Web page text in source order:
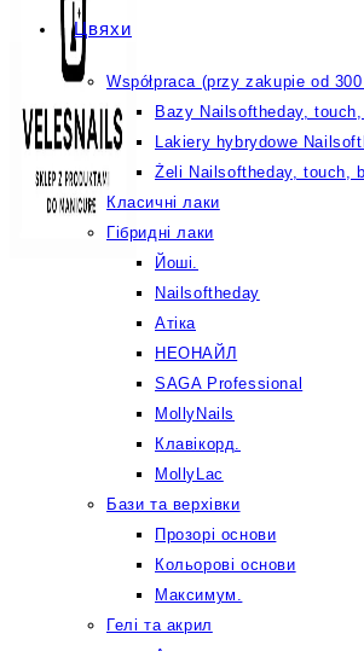
Цвяхи
Współpraca (przy zakupie od 300
Bazy Nailsoftheday,
Lakiery hybrydowe
Żeli Nailsoftheday, touch,
Класичні лаки
Гібридні лаки
Йоші.
Nailsoftheday
Атіка
НЕОНАЙЛ
SAGA Professional
MollyNails
Клавікорд.
MollyLac
Бази та верхівки
Прозорі основи
Кольорові основи
Максимум.
Гелі та акрил